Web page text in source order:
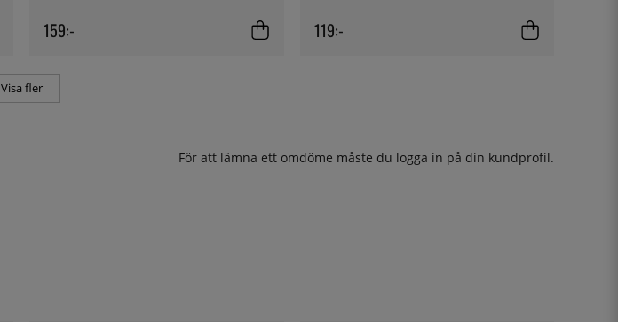
159:- 119:-
Visa fler
För att lämna ett omdöme måste du logga in på din kundprofil.